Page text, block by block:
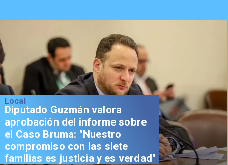
Local
Diputado Guzmán valora
aprobación del informe sobre
el Caso Bruma: "Nuestro
compromiso con las siete
familias es justicia y es verdad"